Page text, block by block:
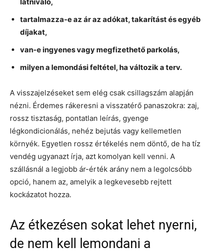
tartalmazza-e az ár az adókat, takarítást és egyéb
díjakat,
van-e ingyenes vagy megfizethető parkolás,
milyen a lemondási feltétel, ha változik a terv.
A visszajelzéseket sem elég csak csillagszám alapján
nézni. Érdemes rákeresni a visszatérő panaszokra: zaj,
rossz tisztaság, pontatlan leírás, gyenge
légkondicionálás, nehéz bejutás vagy kellemetlen
környék. Egyetlen rossz értékelés nem döntő, de ha tíz
vendég ugyanazt írja, azt komolyan kell venni. A
szállásnál a legjobb ár-érték arány nem a legolcsóbb
opció, hanem az, amelyik a legkevesebb rejtett
kockázatot hozza.
Az étkezésen sokat lehet nyerni,
de nem kell lemondani a